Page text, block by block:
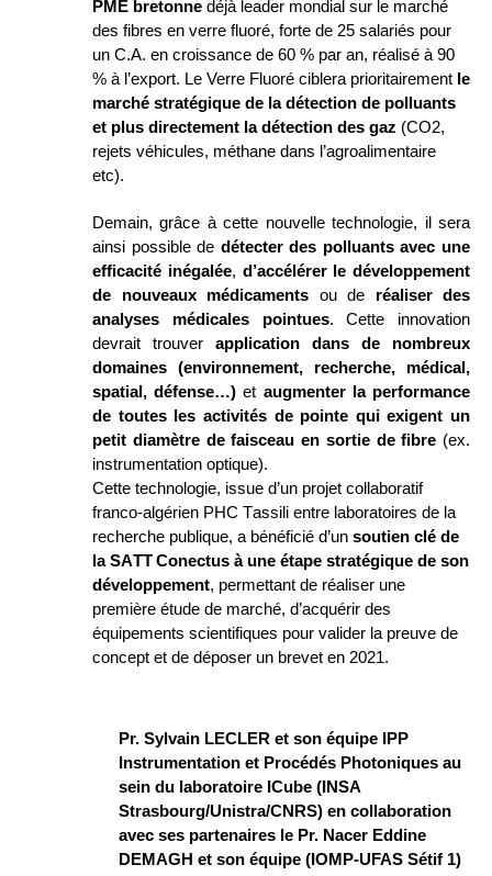
PME bretonne déjà leader mondial sur le marché
des fibres en verre fluoré, forte de 25 salariés pour
un C.A. en croissance de 60 % par an, réalisé à 90
% à l’export. Le Verre Fluoré ciblera prioritairement le
marché stratégique de la détection de polluants
et plus directement la détection des gaz (CO2,
rejets véhicules, méthane dans l’agroalimentaire
etc).
Demain, grâce à cette nouvelle technologie, il sera
ainsi possible de détecter des polluants avec une
efficacité inégalée, d’accélérer le développement
de nouveaux médicaments ou de réaliser des
analyses médicales pointues. Cette innovation
devrait trouver application dans de nombreux
domaines (environnement, recherche, médical,
spatial, défense…) et augmenter la performance
de toutes les activités de pointe qui exigent un
petit diamètre de faisceau en sortie de fibre (ex.
instrumentation optique).
Cette technologie, issue d
’un projet collaboratif
franco-algérien PHC Tassili entre laboratoires de la
recherche publique, a bénéficié d’un soutien clé de
la SATTConectus à une étape stratégique de son
développement, permettant de réaliser une
première étude de marché, d’acquérir des
équipements scientifiques pour valider la preuve de
concept et de déposer un brevet en 2021.
Pr. Sylvain LECLER et son équipe IPP
Instrumentation et Procédés Photoniques au
sein du laboratoire ICube (INSA
Strasbourg/Unistra/CNRS) en collaboration
avec ses partenaires le Pr. Nacer Eddine
DEMAGH et son équipe (IOMP-UFAS Sétif 1)